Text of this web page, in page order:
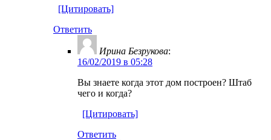
[Цитировать]
Ответить
Ирина Безрукова:
16/02/2019 в 05:28
Вы знаете когда этот дом построен? Штаб
чего и когда?
[Цитировать]
Ответить